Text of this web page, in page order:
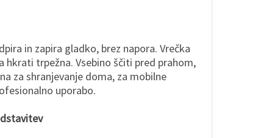
in zapira gladko, brez napora. Vrečka
hkrati trpežna. Vsebino ščiti pred prahom,
za shranjevanje doma, za mobilne
uporabo.